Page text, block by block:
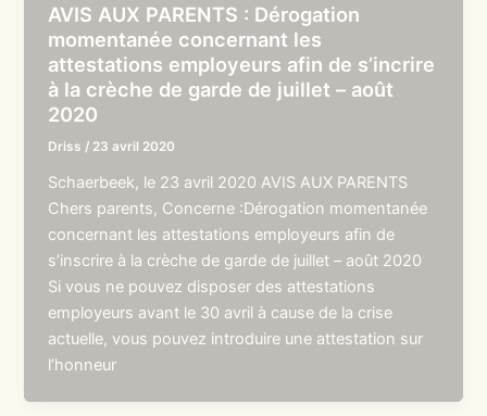
AVIS AUX PARENTS : Dérogation
momentanée concernant les
attestations employeurs afin de s’incrire
à la crèche de garde de juillet – août
2020
Driss / 23 avril 2020
Schaerbeek, le 23 avril 2020 AVIS AUX PARENTS
Chers parents, Concerne :Dérogation momentanée
concernant les attestations employeurs afin de
s’inscrire à la crèche de garde de juillet – août 2020
Si vous ne pouvez disposer des attestations
employeurs avant le 30 avril à cause de la crise
actuelle, vous pouvez introduire une attestation sur
l’honneur